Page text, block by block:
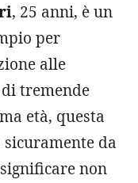
, 25 anni, è un
per
alle
tremende
età, questa
da
non